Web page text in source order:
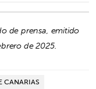
de prensa, emitido
de 2025.
CANARIAS